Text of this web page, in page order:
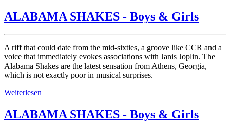
ALABAMA SHAKES - Boys & Girls
A riff that could date from the mid-sixties, a groove like CCR and a
voice that immediately evokes associations with Janis Joplin. The
Alabama Shakes are the latest sensation from Athens, Georgia,
which is not exactly poor in musical surprises.
Weiterlesen
ALABAMA SHAKES - Boys & Girls